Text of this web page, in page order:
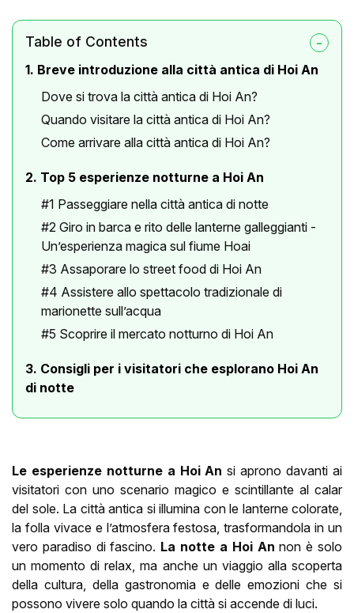
Table of Contents
1. Breve introduzione alla città antica di Hoi An
Dove si trova la città antica di Hoi An?
Quando visitare la città antica di Hoi An?
Come arrivare alla città antica di Hoi An?
2. Top 5 esperienze notturne a Hoi An
#1 Passeggiare nella città antica di notte
#2 Giro in barca e rito delle lanterne galleggianti -
Un’esperienza magica sul fiume Hoai
#3 Assaporare lo street food di Hoi An
#4 Assistere allo spettacolo tradizionale di
marionette sull’acqua
#5 Scoprire il mercato notturno di Hoi An
3. Consigli per i visitatori che esplorano Hoi An
di notte
Le esperienze notturne a Hoi An si aprono davanti ai
visitatori con uno scenario magico e scintillante al calar
del sole. La città antica si illumina con le lanterne colorate,
la folla vivace e l’atmosfera festosa, trasformandola in un
vero paradiso di fascino. La notte a Hoi An non è solo
un momento di relax, ma anche un viaggio alla scoperta
della cultura, della gastronomia e delle emozioni che si
possono vivere solo quando la città si accende di luci.